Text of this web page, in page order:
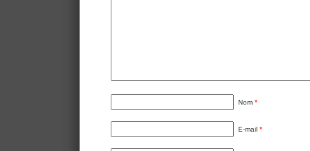
Nom *
E-mail *